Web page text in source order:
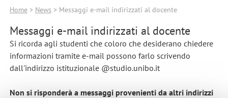
Home> News > Messaggi e-mail indirizzati al docente
Messaggi e-mail indirizzati al docente
Si ricorda agli studenti che coloro che desiderano chiedere
informazioni tramite e-mail possono farlo scrivendo
dall'indirizzo istituzionale @studio.unibo.it
Non si risponderà a messaggi provenienti da altri indirizzi